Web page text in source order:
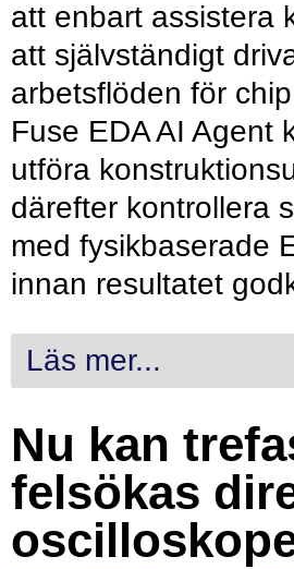
att enbart assistera
att självständigt
arbetsflöden för
Fuse EDA AI Agent
utföra
därefter kontrollera
med fysikbaserade
innan resultatet
Läs mer...
Nu kan
felsökas